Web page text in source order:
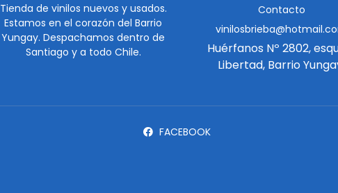
Tienda de vinilos nuevos y usados.
Estamos en el corazón del Barrio
Yungay. Despachamos dentro de
Santiago y a todo Chile.
Contacto
Huérfanos Nº 2802,
Libertad, Barrio
FACEBOOK